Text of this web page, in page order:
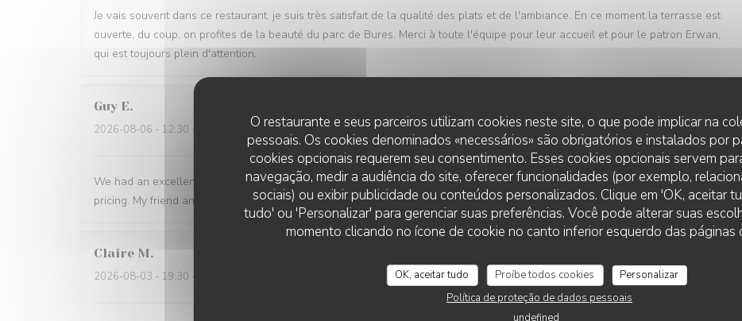
O restaurante e seus parceiros utilizam cookies neste site, o que pode implicar na
pessoais. Os cookies denominados «necessários» são obrigatórios e instalados por
cookies opcionais requerem seu consentimento. Esses cookies opcionais servem
navegação, medir a audiência do site, oferecer funcionalidades (por exemplo,
sociais) ou exibir publicidade ou conteúdos personalizados. Clique em 'OK, aceitar
tudo' ou 'Personalizar' para gerenciar suas preferências. Você pode alterar suas
momento clicando no ícone de cookie no canto inferior esquerdo das páginas
OK, aceitar tudo Proíbe todos cookies
Personalizar
Política de proteção de dados pessoais
undefined
Je vais souvent dans ce restaurant, je suis très satisfait de la qualité des plats et de l'ambiance. En ce moment la terrasse est
ouverte, du coup, on profites de la beauté du parc de Bures. Merci à toute l'équipe pour leur accueil et pour le patron Erwan,
qui est toujours plein d'attention.
Guy E
2026-08-06 - 12:30 - guests 2 service:5/5 ambience:5 /5 menu : 5/5 quality_price :5/5
We had an excellent lunch time at La Grande Maison. They serve freshly cooked cuisine, offer daily meals at a reasonable
pricing. My friend and I we really enjoyed it. Thank you for the team, they were kind and offered great hospitality service.
Claire M
2026-08-03 - 19:30 - guests 5 service:5/5 ambience: 5/5 menu:4/5 quality_price
LA GRANDE MAISON